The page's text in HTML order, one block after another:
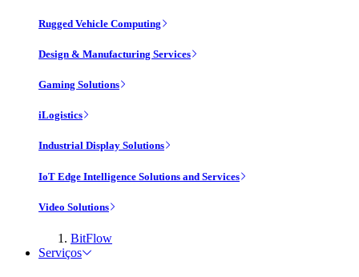
Rugged Vehicle Computing
Design & Manufacturing Services
Gaming Solutions
iLogistics
Industrial Display Solutions
IoT Edge Intelligence Solutions and Services
Video Solutions
BitFlow
Serviços